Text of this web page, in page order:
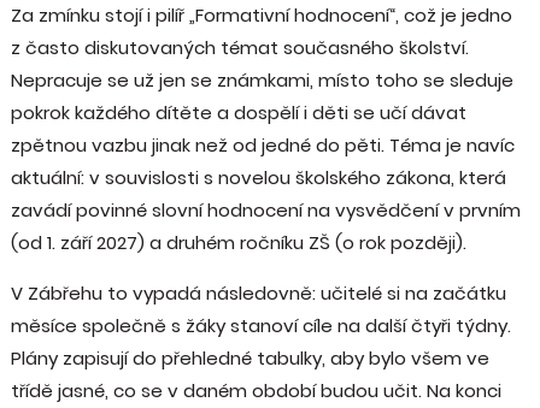
Za zmínku stojí i pilíř „Formativní hodnocení“, což je jedno
z často diskutovaných témat současného školství.
Nepracuje se už jen se známkami, místo toho se sleduje
pokrok každého dítěte a dospělí i děti se učí dávat
zpětnou vazbu jinak než od jedné do pěti. Téma je navíc
aktuální: v souvislosti s novelou školského zákona, která
zavádí povinné slovní hodnocení na vysvědčení v prvním
(od 1. září 2027) a druhém ročníku ZŠ (o rok později).
V Zábřehu to vypadá následovně: učitelé si na začátku
měsíce společně s žáky stanoví cíle na další čtyři týdny.
Plány zapisují do přehledné tabulky, aby bylo všem ve
třídě jasné, co se v daném období budou učit. Na konci